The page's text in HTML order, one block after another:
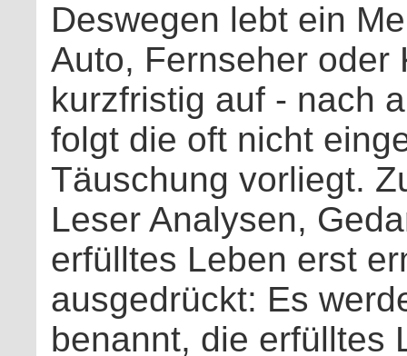
Deswegen lebt ein
Auto, Fernseher oder
kurzfristig auf - nach
folgt die oft nicht
Täuschung vorliegt.
Leser Analysen,
erfülltes Leben erst
ausgedrückt: Es
benannt, die erfülltes